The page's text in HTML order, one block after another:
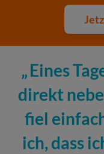
Eines
direkt
fiel
ich, dass